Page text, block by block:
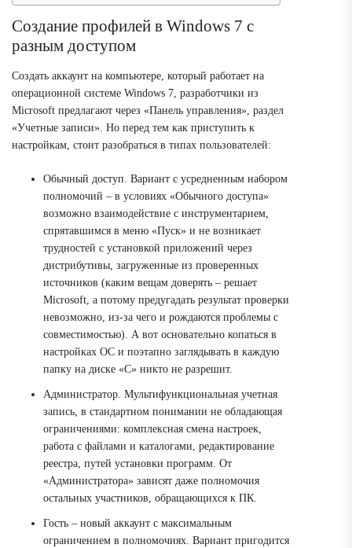
Создание профилей в Windows 7 с
разным доступом
Создать аккаунт на компьютере, который работает на
операционной системе Windows 7, разработчики из
Microsoft предлагают через «Панель управления», раздел
«Учетные записи». Но перед тем как приступить к
настройкам, стоит разобраться в типах пользователей:
Обычный доступ. Вариант с усредненным набором
полномочий – в условиях «Обычного доступа»
возможно взаимодействие с инструментарием,
спрятавшимся в меню «Пуск» и не возникает
трудностей с установкой приложений через
дистрибутивы, загруженные из проверенных
источников (каким вещам доверять – решает
Microsoft, а потому предугадать результат проверки
невозможно, из-за чего и рождаются проблемы с
совместимостью). А вот основательно копаться в
настройках ОС и поэтапно заглядывать в каждую
папку на диске «C» никто не разрешит.
Администратор. Мультифункциональная учетная
запись, в стандартном понимании не обладающая
ограничениями: комплексная смена настроек,
работа с файлами и каталогами, редактирование
реестра, путей установки программ. От
«Администратора» зависят даже полномочия
остальных участников, обращающихся к ПК.
Гость – новый аккаунт с максимальным
ограничением в полномочиях. Вариант пригодится